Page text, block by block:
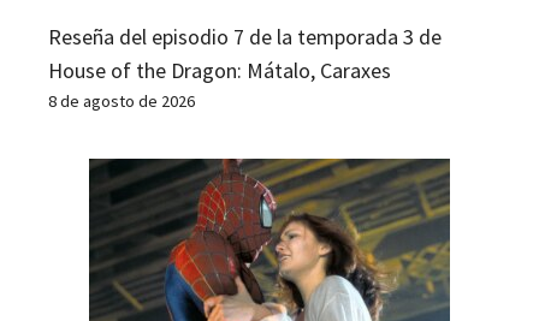
Reseña del episodio 7 de la temporada 3 de
House of the Dragon: Mátalo, Caraxes
8 de agosto de 2026